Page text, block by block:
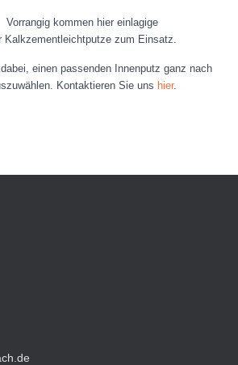
Vorrangig kommen hier einlagige
Kalkzementleichtputze zum Einsatz.
einen passenden Innenputz ganz nach
Kontaktieren Sie uns hier.